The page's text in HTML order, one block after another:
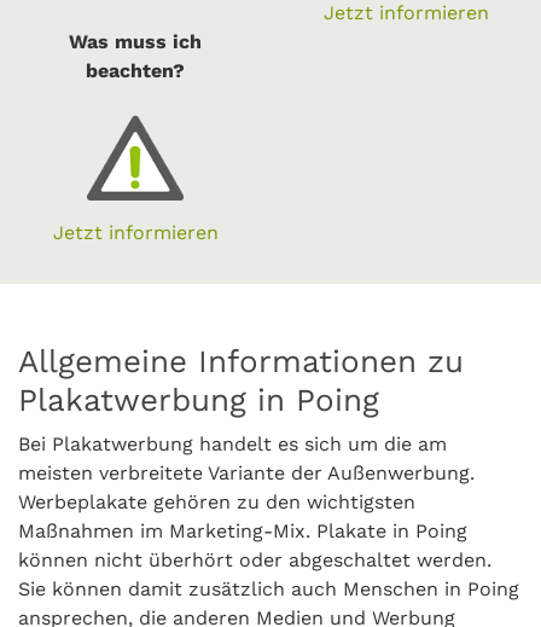
Jetzt informieren
Was muss ich
beachten?
Jetzt informieren
Allgemeine Informationen zu
Plakatwerbung in Poing
Bei Plakatwerbung handelt es sich um die am
meisten verbreitete Variante der Außenwerbung.
Werbeplakate gehören zu den wichtigsten
Maßnahmen im Marketing-Mix. Plakate in Poing
können nicht überhört oder abgeschaltet werden.
Sie können damit zusätzlich auch Menschen in Poing
ansprechen, die anderen Medien und Werbung